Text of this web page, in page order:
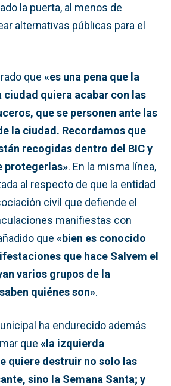
la puerta, al menos de
alternativas públicas para el
que «es una pena que la
ciudad quiera acabar con las
que se personen ante las
la ciudad. Recordamos que
recogidas dentro del BIC y
protegerlas». En la misma línea,
al respecto de que la entidad
civil que defiende el
manifiestas con
que «bien es conocido
que hace Salvem el
varios grupos de la
quiénes son».
ha endurecido además
que «la izquierda
quiere destruir no solo las
sino la Semana Santa; y